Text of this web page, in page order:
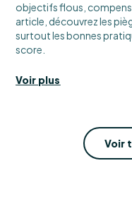
objectifs flous,
article, découvrez les
surtout les bonnes
score.
Voir plus
Voir